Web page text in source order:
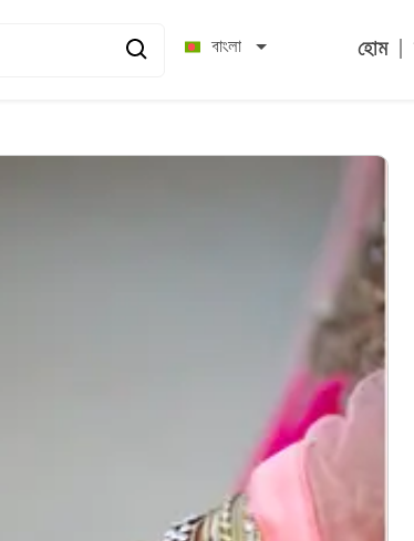
বাংলা হোম